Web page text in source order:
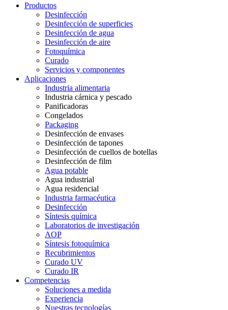
Productos
Desinfección
Desinfección de superficies
Desinfección de agua
Desinfección de aire
Fotoquímica
Curado
Servicios y componentes
Aplicaciones
Industria alimentaria
Industria cárnica y pescado
Panificadoras
Congelados
Packaging
Desinfección de envases
Desinfección de tapones
Desinfección de cuellos de botellas
Desinfección de film
Agua potable
Agua industrial
Agua residencial
Industria farmacéutica
Desinfección
Síntesis química
Laboratorios de investigación
AOP
Síntesis fotoquímica
Recubrimientos
Curado UV
Curado IR
Competencias
Soluciones a medida
Experiencia
Nuestras tecnologías